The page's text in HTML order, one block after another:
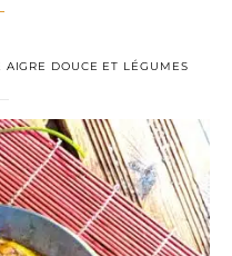
AIGRE DOUCE ET LÉGUMES